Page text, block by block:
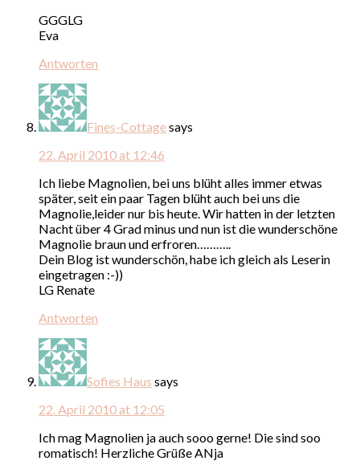
GGGLG
Eva
Antworten
Fines-Cottagesays
22. April 2010 at 12:46
Ich liebe Magnolien, bei uns blüht alles immer etwas
später, seit ein paar Tagen blüht auch bei uns die
Magnolie,leider nur bis heute. Wir hatten in der letzten
Nacht über 4 Grad minus und nun ist die wunderschöne
Magnolie braun und erfroren………..
Dein Blog ist wunderschön, habe ich gleich als Leserin
eingetragen :-))
LG Renate
Antworten
Sofies Haus says
22. April 2010 at 12:05
Ich mag Magnolien ja auch sooo gerne! Die sind soo
romatisch! Herzliche Grüße ANja